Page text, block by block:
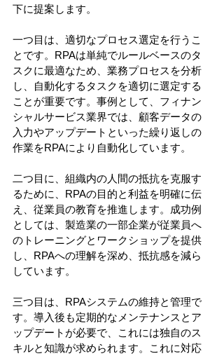
下に提案します。
一つ目は、適切なプロセス選定を行うこ
とです。RPAは単純でルールベースのタ
スクに最適なため、業務プロセスを分析
し、自動化するタスクを適切に選定する
ことが重要です。事例として、フィナン
シャルサービス業界では、顧客データの
入力やアップデートといった繰り返しの
作業をRPAにより自動化しています。
二つ目に、組織内の人間の抵抗を克服す
るために、RPAの目的と利益を明確に伝
え、従業員の教育を推進します。成功例
としては、製造業の一部企業が従業員へ
のトレーニングとワークショップを提供
し、RPAへの理解を深め、抵抗感を減ら
しています。
三つ目は、RPAシステムの維持と管理で
す。導入後も定期的なメンテナンスとア
ップデートが必要で、これには独自のス
キルと知識が求められます。これに対応